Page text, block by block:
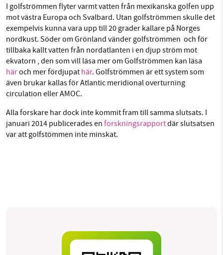
I golfströmmen flyter varmt vatten från mexikanska golfen upp
mot västra Europa och Svalbard. Utan golfströmmen skulle det
exempelvis kunna vara upp till 20 grader kallare på Norges
nordkust. Söder om Grönland vänder golfströmmen och för
tillbaka kallt vatten från nordatlanten i en djup ström mot
ekvatorn , den som vill läsa mer om Golfströmmen kan läsa
häroch mer fördjupat här. Golfströmmen är ett system som
även brukar kallas för Atlantic meridional overturning
circulation eller AMOC.
Alla forskare har dock inte kommit fram till samma slutsats. I
januari 2014 publicerades en forskningsrapportdär slutsatsen
var att golfstömmen inte minskat.